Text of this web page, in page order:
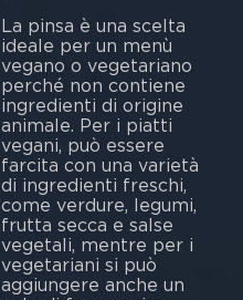
La pinsa è una scelta
ideale per un menù
vegano o vegetariano
perché non contiene
ingredienti di origine
animale. Per i piatti
vegani, può essere
farcita con una varietà
di ingredienti freschi,
come verdure, legumi,
frutta secca e salse
vegetali, mentre per i
vegetariani si può
aggiungere anche un